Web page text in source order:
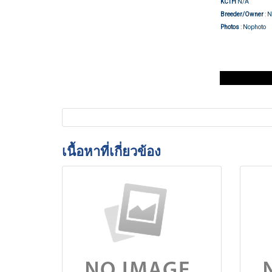
KCTH N/A
Breeder/Owner:
Photos: Nophoto
เนื้อหาที่เกี่ยวข้อง